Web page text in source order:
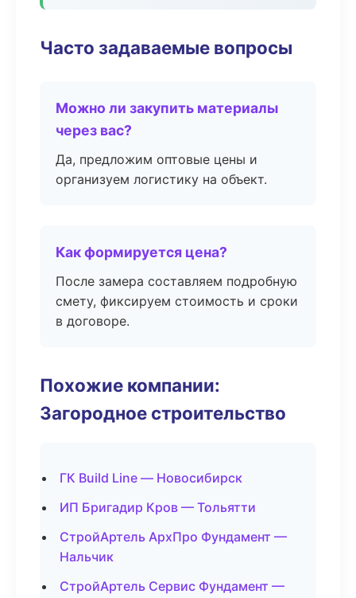
Часто задаваемые вопросы
Можно ли закупить материалы
через вас?
Да, предложим оптовые цены и
организуем логистику на объект.
Как формируется цена?
После замера составляем подробную
смету, фиксируем стоимость и сроки
в договоре.
Похожие компании:
Загородное строительство
ГК Build Line — Новосибирск
ИП Бригадир Кров — Тольятти
СтройАртель АрхПро Фундамент —
Нальчик
СтройАртель Сервис Фундамент —